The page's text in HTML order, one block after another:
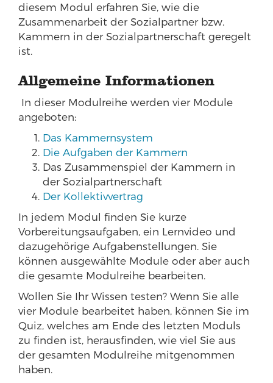
diesem Modul erfahren Sie, wie die
Zusammenarbeit der Sozialpartner bzw.
Kammern in der Sozialpartnerschaft geregelt
ist.
Allgemeine Informationen
In dieser Modulreihe werden vier Module
angeboten:
Das Kammernsystem
Die Aufgaben der Kammern
Das Zusammenspiel der Kammern in
der Sozialpartnerschaft
Der Kollektivvertrag
In jedem Modul finden Sie kurze
Vorbereitungsaufgaben, ein Lernvideo und
dazugehörige Aufgabenstellungen. Sie
können ausgewählte Module oder aber auch
die gesamte Modulreihe bearbeiten.
Wollen Sie Ihr Wissen testen? Wenn Sie alle
vier Module bearbeitet haben, können Sie im
Quiz, welches am Ende des letzten Moduls
zu finden ist, herausfinden, wie viel Sie aus
der gesamten Modulreihe mitgenommen
haben.